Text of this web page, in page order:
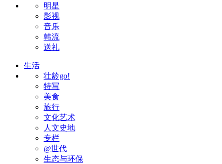
明星
影视
音乐
韩流
送礼
生活
壮龄go!
特写
美食
旅行
文化艺术
人文史地
专栏
@世代
生态与环保